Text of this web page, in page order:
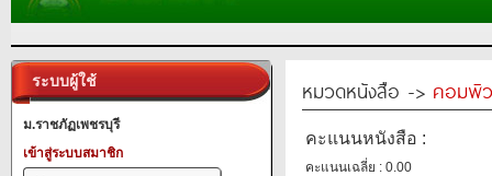
ระบบผู้ใช้
ม.ราชภัฏเพชรบุรี
เข้าสู่ระบบสมาชิก
หมวดหนังสือ -> คอมพิ
คะแนนหนังสือ :
คะแนนเฉลี่ย : 0.00